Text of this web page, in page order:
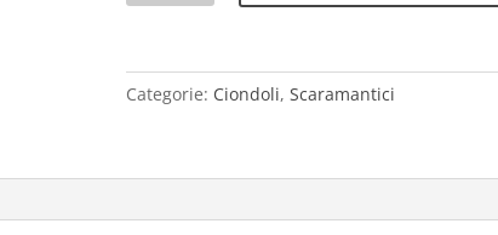
quantità
Categorie: Ciondoli,Scaramantici